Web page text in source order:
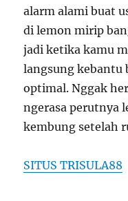
alarm alami buat
di lemon mirip
jadi ketika kamu
langsung kebantu
optimal. Nggak
ngerasa perutnya
kembung setelah
SITUS TRISULA88